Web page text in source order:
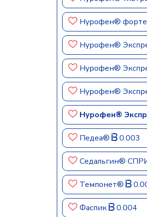
Нурофен® форте
Нурофен®
Нурофен®
Нурофен®
Нурофен®
Педеа® 0.003
Седальгин®
Темпонет®
Фаспик 0.004